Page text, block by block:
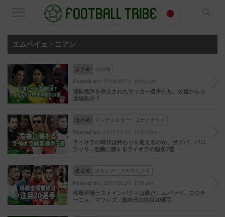
エムベイェ・ニアン
まとめ その他
Posted on: 2018.09.21. 10:00 pm
運転免許を停止されたサッカー選手たち。公道からも
退場処分？
まとめ マンチェスター・ユナイテッド
Posted on: 2017.12.13. 12:01 pm
ライオラの時代は終わりを迎えるのか。ポグバ、バロ
テッリ…危機に瀕するライオラの顧客7選
まとめ ボルシア・ドルトムント
Posted on: 2017.08.31. 1:38 pm
移籍市場ラストインパクトは誰だ。ムバッペ、コウチ
ーニョ、マフレズ…最終日の注目20選手